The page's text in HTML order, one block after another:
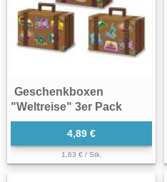
Geschenkboxen
"Weltreise" 3er Pack
4,89 €
1,63 € / Stk.